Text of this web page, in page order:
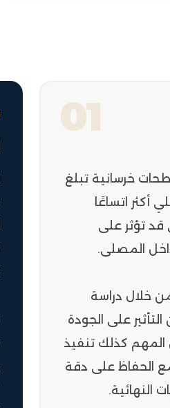
01
خرسانية تبلغ
أكثر اتساعًا
قد تؤثر على
المصلى.
خلال دراسة
على الجودة
المهم كذلك تنفيذ
الحفاظ على دقة
النهائية.